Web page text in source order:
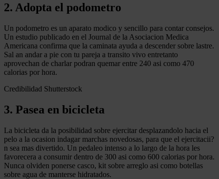
2. Adopta el podometro
Un podometro es un aparato modico y sencillo para contar consejos.
Un estudio publicado en el Journal de la Asociacion Medica
Americana confirma que la caminata ayuda a descender sobre lastre.
Sal an andar a pie con tu pareja a transito vivo entretanto
aprovechan de charlar podran quemar entre 240 asi como 470
calorias por hora.
Credibilidad Shutterstock
3. Pasea en bicicleta
La bicicleta da la posibilidad sobre ejercitar desplazandolo hacia el
pelo a la ocasion indagar marchas novedosas, para que el ejercitacii?
n sea mas divertido. Un pedaleo intenso a lo largo de la hora les
favorecera a consumir dentro de 300 asi como 600 calorias por hora.
Nunca olviden ponerse casco, kit sobre arreglo asi como botellas
sobre agua de manterse hidratados.